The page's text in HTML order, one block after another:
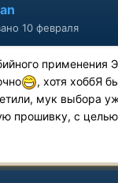
10 февраля
применения
, хотя хоббЯ
мук выбора
прошивку, с